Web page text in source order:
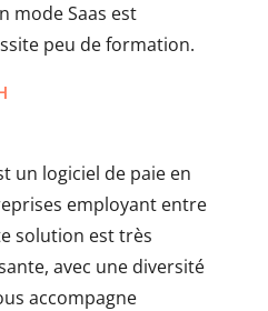
mode Saas est
peu de formation.
un logiciel de paie en
employant entre
solution est très
avec une diversité
accompagne